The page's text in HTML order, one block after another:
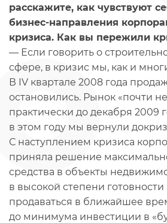
расскажите, как чувствуют
бизнес-направления
кризиса. Как вы пережили
— Если говорить о
сфере, в кризис мы, как и
В IV квартале 2008 года
остановились. Рынок «почти
практически до декабря 2009
в этом году мы вернули
С наступлением кризиса
приняла решение
средства в объекты
в высокой степени
продаваться в ближайшее
до минимума инвестиции в